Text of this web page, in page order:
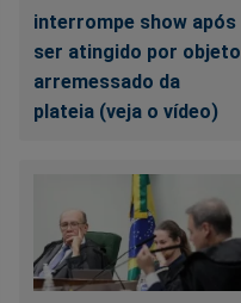
interrompe show após
ser atingido por objeto
arremessado da
plateia (veja o vídeo)